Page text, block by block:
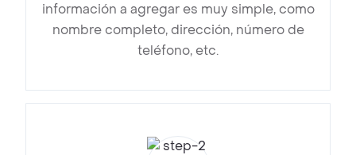
información a agregar es muy simple, como
nombre completo, dirección, número de
teléfono, etc.